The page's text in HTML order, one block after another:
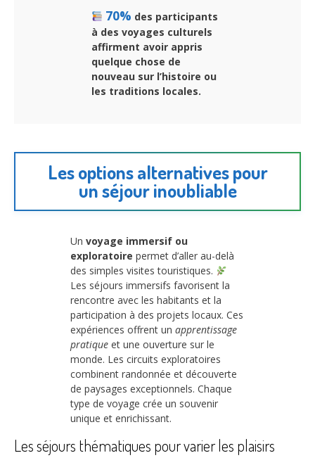
70% des participants
à des voyages culturels
affirment avoir appris
quelque chose de
nouveau sur l’histoire ou
les traditions locales.
Les options alternatives pour
un séjour inoubliable
Un voyage immersif ou
exploratoire permet d’aller au-delà
des simples visites touristiques.
Les séjours immersifs favorisent la
rencontre avec les habitants et la
participation à des projets locaux. Ces
expériences offrent un apprentissage
pratique et une ouverture sur le
monde. Les circuits exploratoires
combinent randonnée et découverte
de paysages exceptionnels. Chaque
type de voyage crée un souvenir
unique et enrichissant.
Les séjours thématiques pour varier les plaisirs